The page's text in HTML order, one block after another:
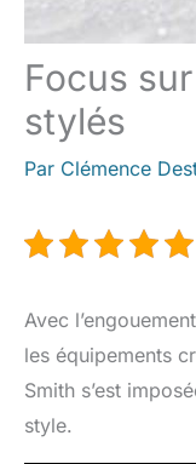
Focus
stylés
Par Clémence
Avec
les équipements
Smith s’est
style.